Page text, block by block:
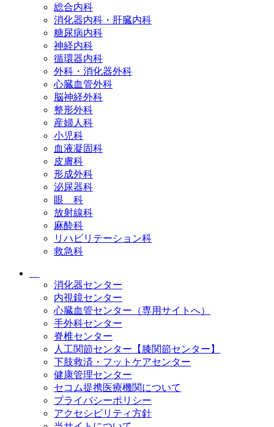
総合内科
消化器内科・肝臓内科
糖尿病内科
神経内科
循環器内科
外科・消化器外科
心臓血管外科
脳神経外科
整形外科
産婦人科
小児科
血液凝固科
皮膚科
形成外科
泌尿器科
眼 科
放射線科
麻酔科
リハビリテーション科
救急科
消化器センター
内視鏡センター
心臓血管センター（専用サイトへ）
手外科センター
脊椎センター
人工関節センター【膝関節センター】
下肢救済・フットケアセンター
健康管理センター
セコム提携医療機関について
プライバシーポリシー
アクセシビリティ方針